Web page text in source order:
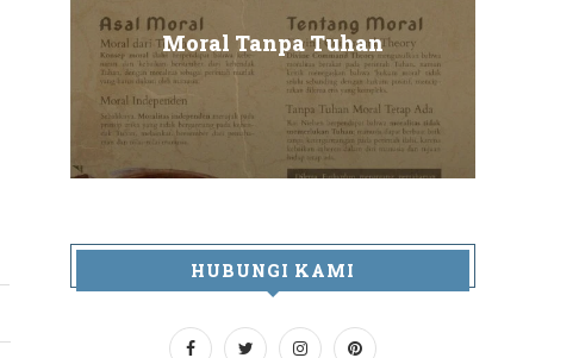
Moral Tanpa Tuhan
HUBUNGI KAMI